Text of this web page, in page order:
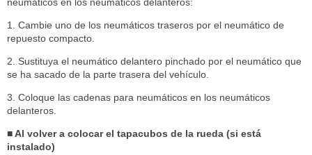
1. Cambie uno de los neumáticos traseros por el neumático de
repuesto compacto.
2. Sustituya el neumático delantero pinchado por el neumático que
se ha sacado de la parte trasera del vehículo.
3. Coloque las cadenas para neumáticos en los neumáticos
delanteros.
■ Al volver a colocar el tapacubos de la rueda (si está
instalado)